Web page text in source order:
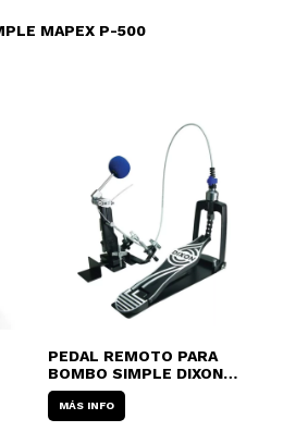
MAPEX P-500
PEDAL REMOTO PARA
BOMBO SIMPLE DIXON
PP9290CP (PARA CAJÓN Y
PERCUSIÓN)
MÁS INFO